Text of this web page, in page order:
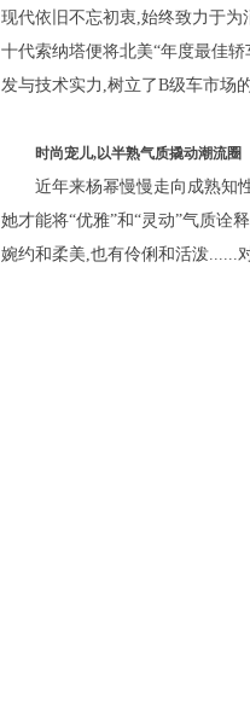
现代依旧不忘初衷,始终致力于
十代索纳塔便将北美“年度最佳
发与技术实力,树立了B级车市场
时尚宠儿,以半熟气质撬动潮流圈
近年来杨幂慢慢走向成熟知
她才能将“优雅”和“灵动”气质诠
婉约和柔美,也有伶俐和活泼......